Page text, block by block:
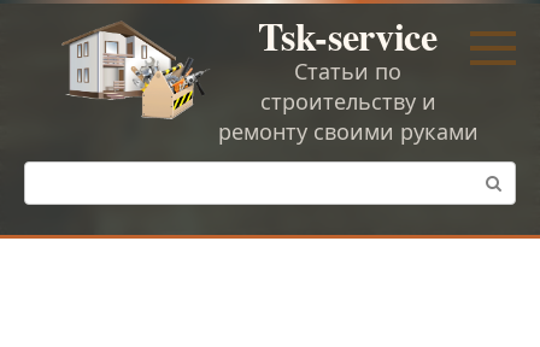
Перейти
Tsk-service
Статьи по
строительству и
ремонту своими руками
Поиск: